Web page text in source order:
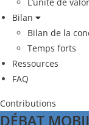
Bilan
Bilan de la
Temps forts
Ressources
FAQ
Contributions
DÉBAT